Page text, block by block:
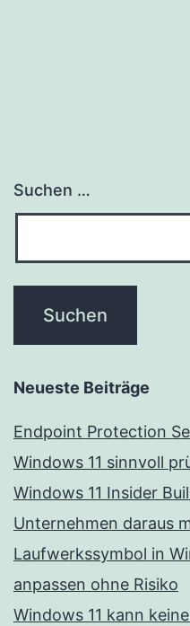
Suchen …
Neueste Beiträge
Endpoint Protection
Windows 11 sinnvoll
Windows 11 Insider
Unternehmen daraus
Laufwerkssymbol in
anpassen ohne Risiko
Windows 11 kann